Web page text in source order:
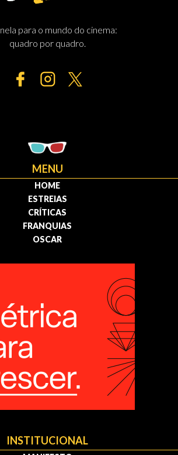
para o mundo do cinema:
quadro por quadro.
MENU
HOME
ESTREIAS
CRÍTICAS
FRANQUIAS
OSCAR
INSTITUCIONAL